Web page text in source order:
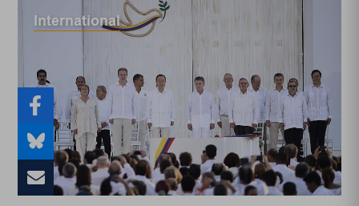
International